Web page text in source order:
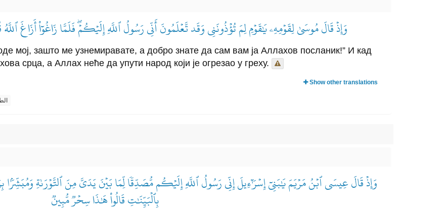
وَإِذۡ قَالَ مُوسَىٰ لِقَوۡمِهِۦ يَٰقَوۡمِ لِمَ تُؤۡذُونَنِي وَقَد تَّعۡلَمُونَ أَنِّي رَسُولُ ٱللَّهِ إِلَيۡكُمۡۖ فَلَمَّا زَاغُوٓاْ أَزَاغَ
мој, зашто ме узнемиравате, а добро знате да сам вам ја Аллахов посланик!” И кад
срца, а Аллах неће да упути народ који је огрезао у греху.
Show other translations
وَإِذۡ قَالَ عِيسَى ٱبۡنُ مَرۡيَمَ يَٰبَنِيٓ إِسۡرَٰٓءِيلَ إِنِّي رَسُولُ ٱللَّهِ إِلَيۡكُم مُّصَدِّقٗا لِّمَا بَيۡنَ يَدَيَّ مِنَ ٱلتَّوۡرَىٰةِ
بِٱلۡبَيِّنَٰتِ قَالُواْ هَٰذَا سِحۡرٞ مُّبِينٞ